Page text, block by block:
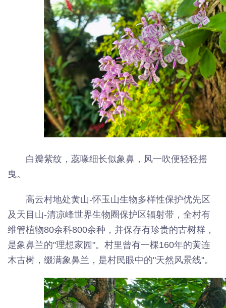
白瓣紫纹，蕊喙细长似象鼻，风一吹便轻轻摇
曳。
高云村地处黄山-怀玉山生物多样性保护优先区
及天目山-清凉峰世界生物圈保护区辐射带，全村有
维管植物80余科800余种，并保存有珍贵的古树群，
是象鼻兰的"理想家园"。村里曾有一棵160年的黄连
木古树，缀满象鼻兰，是村民眼中的"天然风景线"。